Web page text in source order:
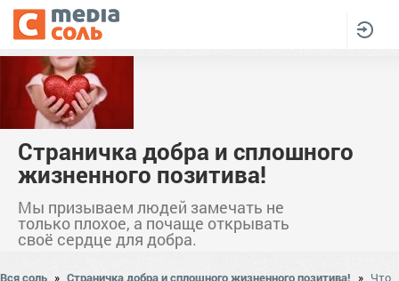
Страничка добра и сплошного
жизненного позитива!
Мы призываем людей замечать не
только плохое, а почаще открывать
своё сердце для добра.
Вся соль » Страничка добра и сплошного жизненного позитива! » Что